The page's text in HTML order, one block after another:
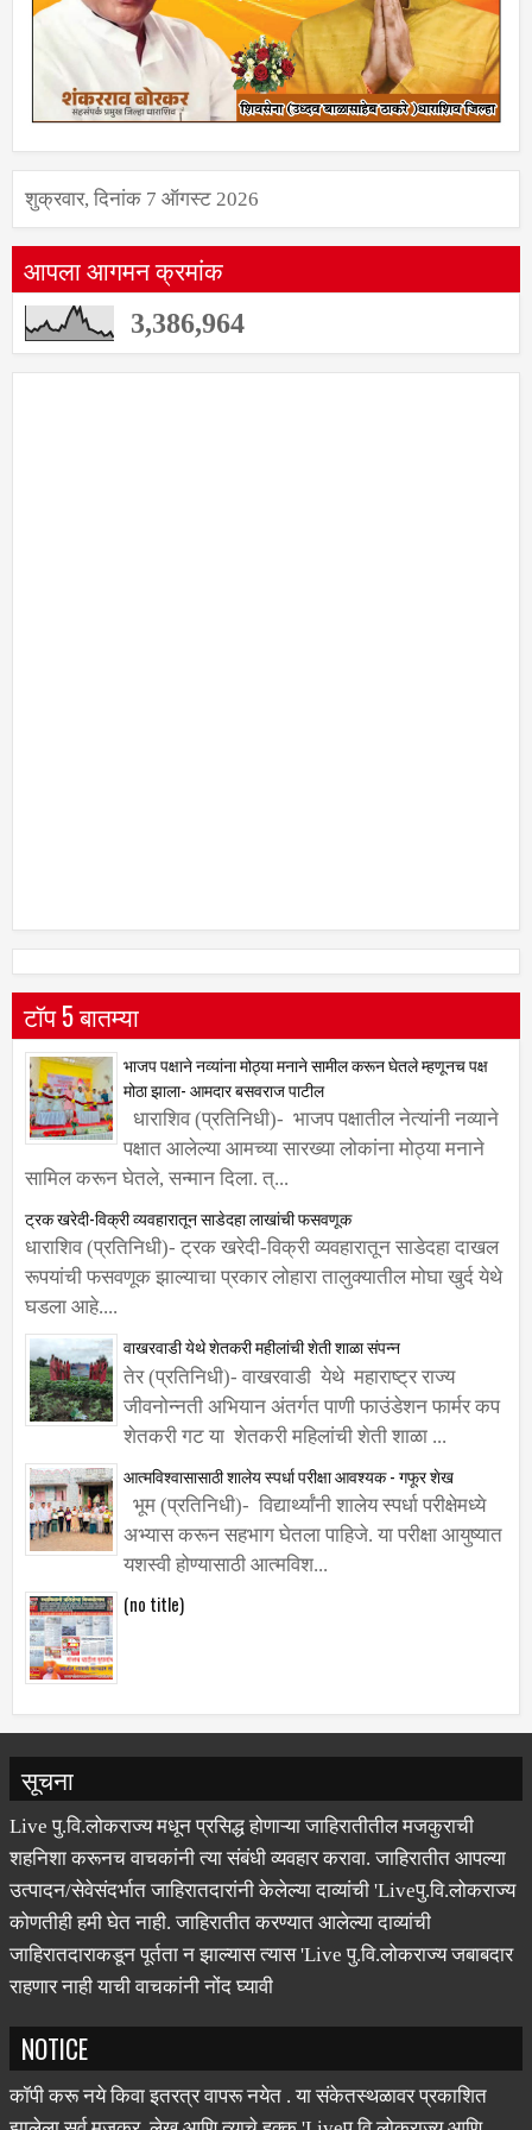
शुक्रवार, दिनांक 7 ऑगस्ट 2026
आपला आगमन क्रमांक
3,386,964
टॉप 5 बातम्या
भाजप पक्षाने नव्यांना मोठ्या मनाने सामील करून घेतले म्हणूनच पक्ष
मोठा झाला- आमदार बसवराज पाटील
धाराशिव (प्रतिनिधी)- भाजप पक्षातील नेत्यांनी नव्याने
पक्षात आलेल्या आमच्या सारख्या लोकांना मोठ्या मनाने
सामिल करून घेतले, सन्मान दिला. त्...
ट्रक खरेदी-विक्री व्यवहारातून साडेदहा लाखांची फसवणूक
धाराशिव (प्रतिनिधी)- ट्रक खरेदी-विक्री व्यवहारातून साडेदहा दाखल
रूपयांची फसवणूक झाल्याचा प्रकार लोहारा तालुक्यातील मोघा खुर्द येथे
घडला आहे....
वाखरवाडी येथे शेतकरी महीलांची शेती शाळा संपन्न
तेर (प्रतिनिधी)- वाखरवाडी येथे महाराष्ट्र राज्य
जीवनोन्नती अभियान अंतर्गत पाणी फाउंडेशन फार्मर कप
शेतकरी गट या शेतकरी महिलांची शेती शाळा ...
आत्मविश्वासासाठी शालेय स्पर्धा परीक्षा आवश्यक - गफूर शेख
भूम (प्रतिनिधी)- विद्यार्थ्यांनी शालेय स्पर्धा परीक्षेमध्ये
अभ्यास करून सहभाग घेतला पाहिजे. या परीक्षा आयुष्यात
यशस्वी होण्यासाठी आत्मविश...
(no title)
सूचना
Live पु.वि.लोकराज्य मधून प्रसिद्ध होणाऱ्या जाहिरातीतील मजकुराची
शहनिशा करूनच वाचकांनी त्या संबंधी व्यवहार करावा. जाहिरातीत आपल्या
उत्पादन/सेवेसंदर्भात जाहिरातदारांनी केलेल्या दाव्यांची 'Liveपु.वि.लोकराज्य
कोणतीही हमी घेत नाही. जाहिरातीत करण्यात आलेल्या दाव्यांची
जाहिरातदाराकडून पूर्तता न झाल्यास त्यास 'Live पु.वि.लोकराज्य जबाबदार
राहणार नाही याची वाचकांनी नोंद घ्यावी
NOTICE
कॉपी करू नये किवा इतरत्र वापरू नयेत . या संकेतस्थळावर प्रकाशित
झालेला सर्व मजकूर, लेख आणि त्याचे हक्क 'Liveपु.वि.लोकराज्य आणि